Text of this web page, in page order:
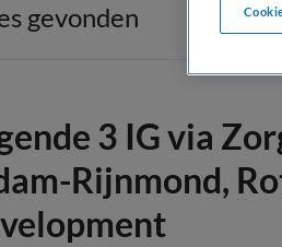
gevonden
3 IG via
Rijnmond,